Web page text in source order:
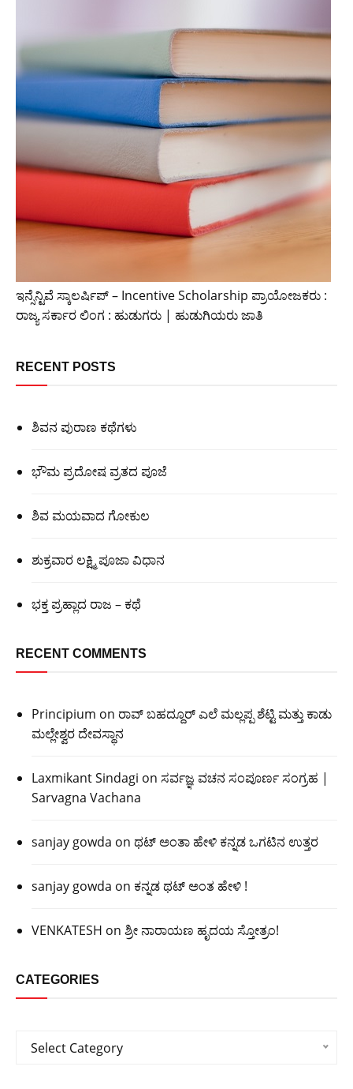
ಇನ್ಸೆನ್ಟಿವೆ ಸ್ಕಾಲರ್ಷಿಪ್ – Incentive Scholarship ಪ್ರಾಯೋಜಕರು :
ರಾಜ್ಯ ಸರ್ಕಾರ ಲಿಂಗ : ಹುಡುಗರು | ಹುಡುಗಿಯರು ಜಾತಿ
RECENT POSTS
ಶಿವನ ಪುರಾಣ ಕಥೆಗಳು
ಭೌಮ ಪ್ರದೋಷ ವ್ರತದ ಪೂಜೆ
ಶಿವ ಮಯವಾದ ಗೋಕುಲ
ಶುಕ್ರವಾರ ಲಕ್ಷ್ಮಿ ಪೂಜಾ ವಿಧಾನ
ಭಕ್ತ ಪ್ರಹ್ಲಾದ ರಾಜ – ಕಥೆ
RECENT COMMENTS
Principium on ರಾವ್ ಬಹದ್ದೂರ್ ಎಲೆ ಮಲ್ಲಪ್ಪ ಶೆಟ್ಟಿ ಮತ್ತು ಕಾಡು
ಮಲ್ಲೇಶ್ವರ ದೇವಸ್ಥಾನ
Laxmikant Sindagi on ಸರ್ವಜ್ಞ ವಚನ ಸಂಪೂರ್ಣ ಸಂಗ್ರಹ |
Sarvagna Vachana
sanjay gowda on ಥಟ್ ಅಂತಾ ಹೇಳಿ ಕನ್ನಡ ಒಗಟಿನ ಉತ್ತರ
sanjay gowda on ಕನ್ನಡ ಥಟ್ ಅಂತ ಹೇಳಿ !
VENKATESH on ಶ್ರೀ ನಾರಾಯಣ ಹೃದಯ ಸ್ತೋತ್ರಂ!
CATEGORIES
Categories
Select Category